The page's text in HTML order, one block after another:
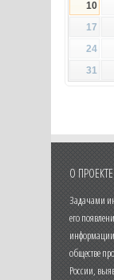
10
17
24
31
О ПРОЕКТЕ
Задачами
его
обществе
России,